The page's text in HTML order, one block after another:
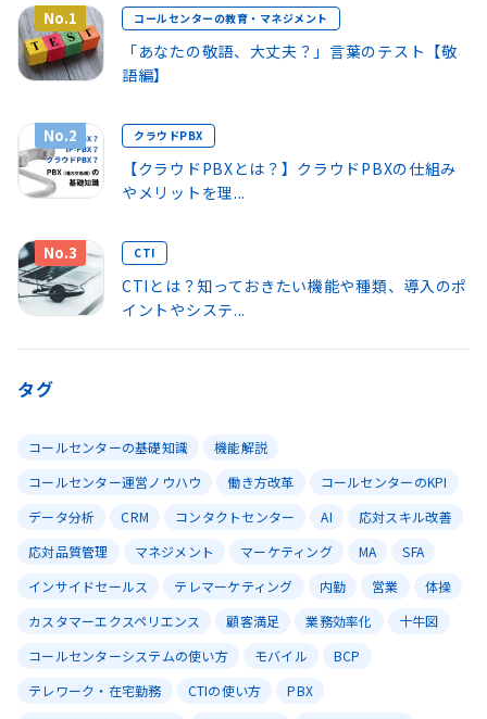
No.1 コールセンターの教育・マネジメント
「あなたの敬語、大丈夫？」言葉のテスト【敬
語編】
No.2 クラウドPBX
【クラウドPBXとは？】クラウドPBXの仕組み
やメリットを理...
No.3 CTI
CTIとは？知っておきたい機能や種類、導入のポ
イントやシステ...
タグ
コールセンターの基礎知識
機能解説
コールセンター運営ノウハウ
働き方改革
コールセンターのKPI
データ分析
CRM コンタクトセンター AI
応対スキル改善
応対品質管理
マネジメント マーケティング MA
SFA
インサイドセールス
テレマーケティング 内勤 営業
体操
カスタマーエクスペリエンス
顧客満足 業務効率化
十牛図
コールセンターシステムの使い方
モバイル
BCP
テレワーク・在宅勤務
CTIの使い方
PBX